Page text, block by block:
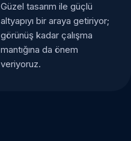
Güzel tasarım ile güçlü
altyapıyı bir araya getiriyor;
görünüş kadar çalışma
mantığına da önem
veriyoruz.